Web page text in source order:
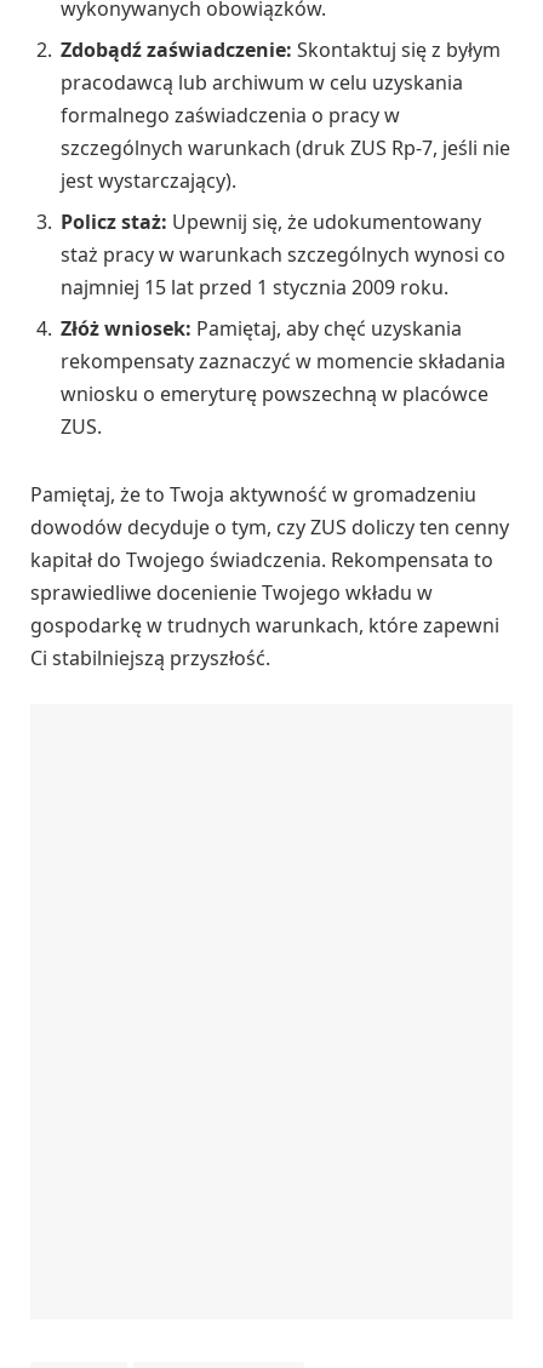
wykonywanych obowiązków.
Zdobądź zaświadczenie: Skontaktuj się z byłym
pracodawcą lub archiwum w celu uzyskania
formalnego zaświadczenia o pracy w
szczególnych warunkach (druk ZUS Rp-7, jeśli nie
jest wystarczający).
Policz staż: Upewnij się, że udokumentowany
staż pracy w warunkach szczególnych wynosi co
najmniej 15 lat przed 1 stycznia 2009 roku.
Złóż wniosek: Pamiętaj, aby chęć uzyskania
rekompensaty zaznaczyć w momencie składania
wniosku o emeryturę powszechną w placówce
ZUS.
Pamiętaj, że to Twoja aktywność w gromadzeniu
dowodów decyduje o tym, czy ZUS doliczy ten cenny
kapitał do Twojego świadczenia. Rekompensata to
sprawiedliwe docenienie Twojego wkładu w
gospodarkę w trudnych warunkach, które zapewni
Ci stabilniejszą przyszłość.